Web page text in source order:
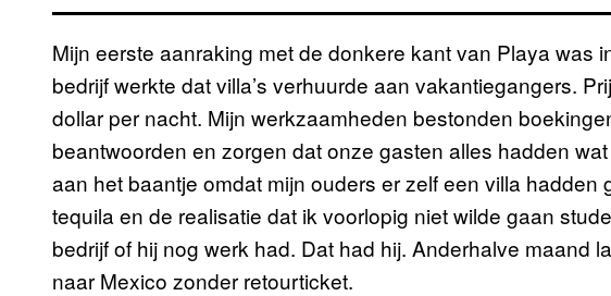
Mijn eerste aanraking met de donkere kant van Playa was
bedrijf werkte dat villa’s verhuurde aan vakantiegangers.
dollar per nacht. Mijn werkzaamheden bestonden
beantwoorden en zorgen dat onze gasten alles hadden
aan het baantje omdat mijn ouders er zelf een villa hadden
tequila en de realisatie dat ik voorlopig niet wilde gaan
bedrijf of hij nog werk had. Dat had hij. Anderhalve maand
naar Mexico zonder retourticket.